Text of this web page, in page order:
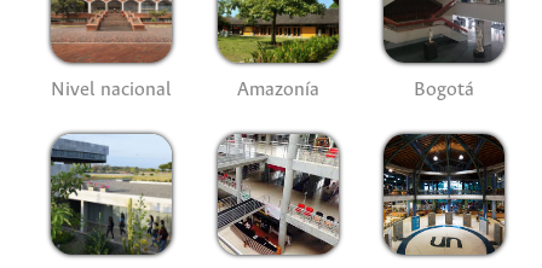
Nivel nacional Amazonía Bogotá